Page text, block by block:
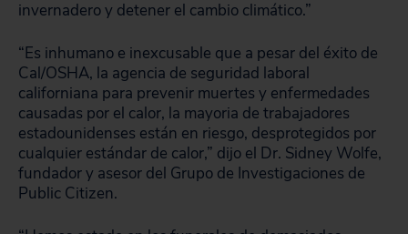
invernadero y detener el cambio climático.”
“Es inhumano e inexcusable que a pesar del éxito de
Cal/OSHA, la agencia de seguridad laboral
californiana para prevenir muertes y enfermedades
causadas por el calor, la mayoria de trabajadores
estadounidenses están en riesgo, desprotegidos por
cualquier estándar de calor,” dijo el Dr. Sidney Wolfe,
fundador y asesor del Grupo de Investigaciones de
Public Citizen.